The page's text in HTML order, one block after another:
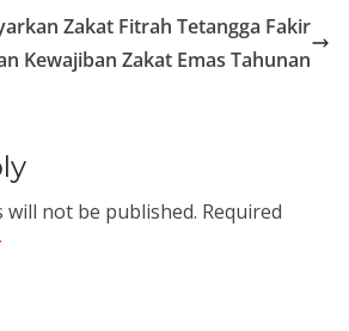
Zakat Fitrah Tetangga Fakir
Kewajiban Zakat Emas Tahunan
will not be published. Required